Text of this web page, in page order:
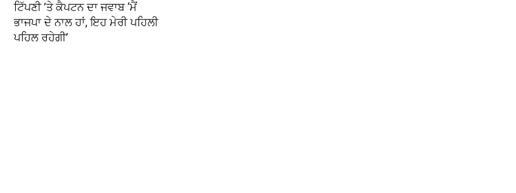
ਟਿੱਪਣੀ ’ਤੇ ਕੈਪਟਨ ਦਾ ਜਵਾਬ ‘ਮੈਂ
ਭਾਜਪਾ ਦੇ ਨਾਲ ਹਾਂ, ਇਹ ਮੇਰੀ ਪਹਿਲੀ
ਪਹਿਲ ਰਹੇਗੀ’